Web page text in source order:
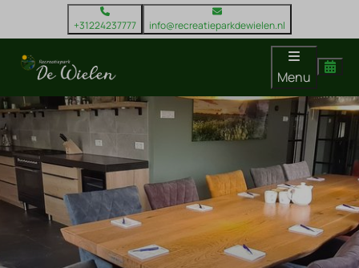
+31224237777 info@recreatieparkdewielen.nl
Menu